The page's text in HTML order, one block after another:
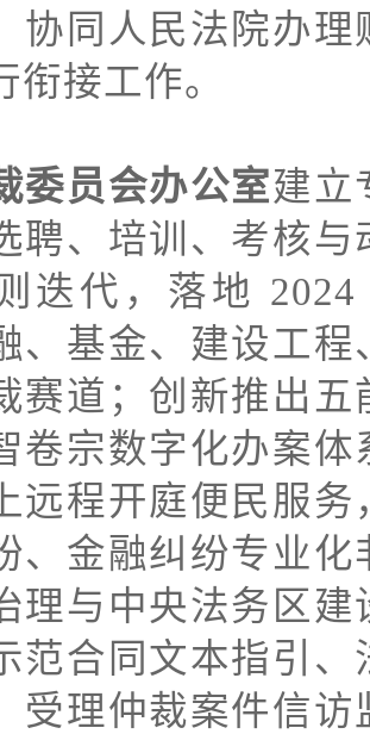
协同人民法院办
衔接工作。
委员会办公室建立
聘、培训、考核
迭代，落地
、基金、建设工
赛道；创新推出
卷宗数字化办案
远程开庭便民服
、金融纠纷专业
理与中央法务区
范合同文本指引
受理仲裁案件信